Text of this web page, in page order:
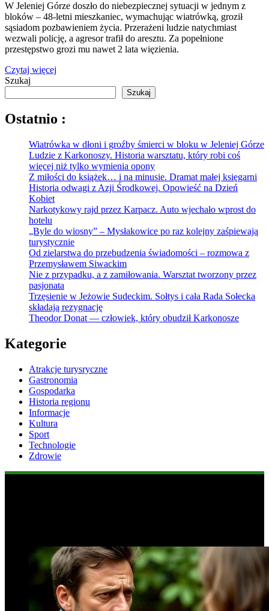
W Jeleniej Górze doszło do niebezpiecznej sytuacji w jednym z
bloków – 48-letni mieszkaniec, wymachując wiatrówką, groził
sąsiadom pozbawieniem życia. Przerażeni ludzie natychmiast
wezwali policję, a agresor trafił do aresztu. Za popełnione
przestępstwo grozi mu nawet 2 lata więzienia.
Czytaj więcej
Szukaj
Szukaj
Ostatnio :
Wiatrówka w dłoni i groźby śmierci w bloku w Jeleniej Górze
Ludzie z Karkonoszy. Historia warsztatu, który robi coś
więcej niż tylko wymienia opony
Z miłości do książek… i na minusie. Dramat małej księgarni
Historia odwagi z Azji Środkowej. Opowieść na Dzień
Kobiet
Narkotykowy rajd przez Karpacz. Auto wjechało wprost do
hotelu
„Byle do wiosny” – Mysłakowice po raz kolejny zaśpiewają
turystycznie
Od zielarstwa do przebudzenia świadomości – rozmowa z
Przemysławem Siwackim
Nie z przypadku, a z zamiłowania. Warsztat tworzony przez
pasjonata
Trzęsienie w Jeżowie Sudeckim. Sołtys i cała Rada Sołecka
składają rezygnację
Theodor Donat — człowiek, który obudził Karkonosze
Kategorie
Atrakcje turysryczne
Gastronomia
Gospodarka
Historia regionu
Informacje
Kultura
Sport
Technologie
Zdrowie